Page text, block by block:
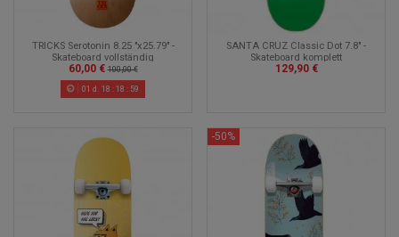
TRICKS Serotonin 8.25 "x25.79" -
Skateboard vollständig
60,00 € 100,00 €
01 d. 18 :18 : 58
SANTA CRUZ Classic Dot 7.8" -
Skateboard komplett
129,90 €
-50%